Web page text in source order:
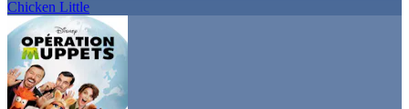
Chicken Little